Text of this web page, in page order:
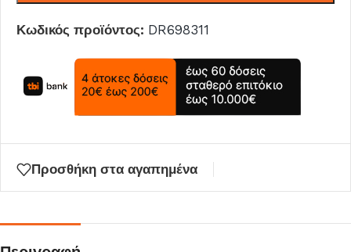
Κωδικός προϊόντος: DR698311
Προσθήκη στα αγαπημένα